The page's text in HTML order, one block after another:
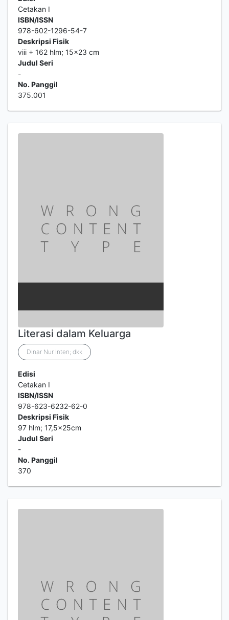
Cetakan I
ISBN/ISSN
978-602-1296-54-7
Deskripsi Fisik
viii + 162 hlm; 15x23 cm
Judul Seri
-
No. Panggil
375.001
Literasi dalam Keluarga
Dinar Nur Inten; dkk
Edisi
Cetakan I
ISBN/ISSN
978-623-6232-62-0
Deskripsi Fisik
97 hlm; 17,5x25cm
Judul Seri
-
No. Panggil
370